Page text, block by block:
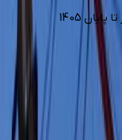
1405